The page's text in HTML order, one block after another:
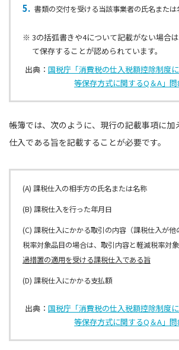
書類の交付を受ける当該事業者の⽒名または
※ 3の括弧書きや4について記載がない場合
て保存することが認められています。
出典： 国税庁「消費税の仕入税額控除制度
等保存方式に関するQ＆A」問
帳簿では、次のように、現行の記載事項に加
仕入である旨を記載することが必要です。
(A) 課税仕入の相⼿⽅の⽒名または名称
(B) 課税仕⼊を行った年⽉⽇
(C) 課税仕⼊にかかる取引の内容（課税仕⼊が
税率対象品目の場合は、取引内容と軽減税率対
過措置の適⽤を受ける課税仕⼊である旨
(D) 課税仕⼊にかかる⽀払額
出典： 国税庁「消費税の仕入税額控除制度
等保存方式に関するQ＆A」問